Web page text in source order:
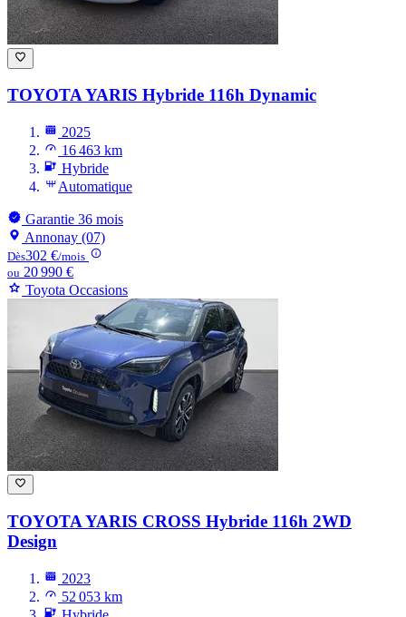
TOYOTA YARIS Hybride 116h Dynamic
2025
16 463 km
Hybride
Automatique
Garantie 36 mois
Annonay (07)
Dès302 €/mois
ou 20 990 €
Toyota Occasions
TOYOTA YARIS CROSS Hybride 116h 2WD
Design
2023
52 053 km